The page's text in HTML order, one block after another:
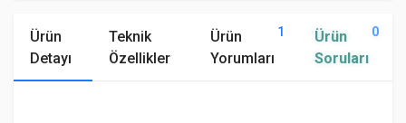
Ürün
Detayı
Teknik
Özellikler
Ürün
Yorumları
1
Ürün
Soruları
0